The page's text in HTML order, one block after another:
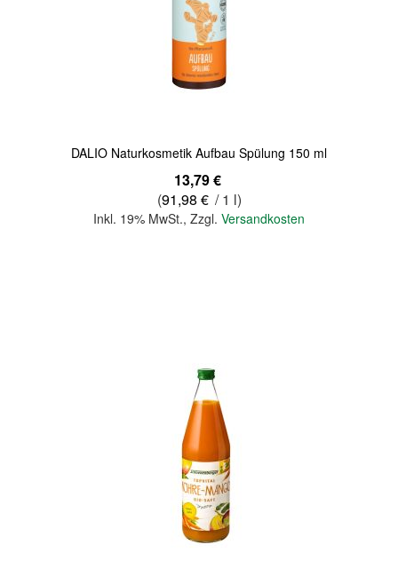
DALIO Naturkosmetik Aufbau Spülung 150 ml
13,79 €
(91,98 € / 1 l)
Inkl. 19% MwSt., Zzgl. Versandkosten